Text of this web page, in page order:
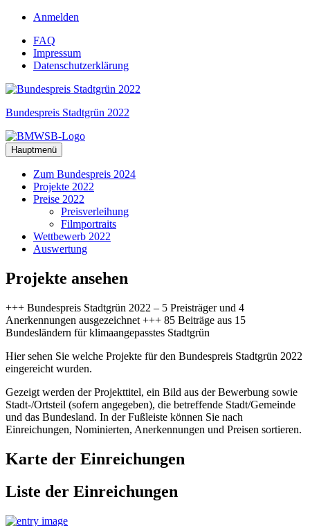
Zum
springen
Anmelden
FAQ
Impressum
Datenschutzerklärung
Bundespreis Stadtgrün 2022
Hauptmenü
Zum Bundespreis 2024
Projekte 2022
Preise 2022
Preisverleihung
Filmportraits
Wettbewerb 2022
Auswertung
Projekte ansehen
+++ Bundespreis Stadtgrün 2022 – 5 Preisträger und 4
Anerkennungen ausgezeichnet +++ 85 Beiträge aus 15
Bundesländern für klimaangepasstes Stadtgrün
Hier sehen Sie welche Projekte für den Bundespreis Stadtgrün 2022
eingereicht wurden.
Gezeigt werden der Projekttitel, ein Bild aus der Bewerbung sowie
Stadt-/Ortsteil (sofern angegeben), die betreffende Stadt/Gemeinde
und das Bundesland. In der Fußleiste können Sie nach
Einreichungen, Nominierten, Anerkennungen und Preisen sortieren.
Karte der Einreichungen
Liste der Einreichungen